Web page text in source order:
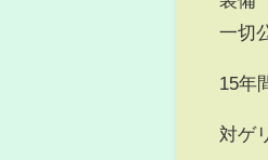
一切
15年
対ゲ